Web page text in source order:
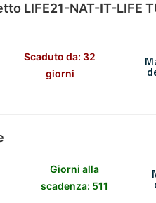
LIFE21-NAT-IT-LIFE
Scaduto da: 32
giorni
Giorni alla
scadenza: 511